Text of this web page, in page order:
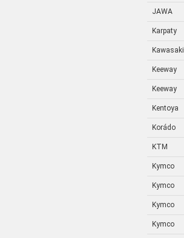
JAWA
Karpaty
Kawasaki
Keeway
Keeway
Kentoya
Korádo
KTM
Kymco
Kymco
Kymco
Kymco